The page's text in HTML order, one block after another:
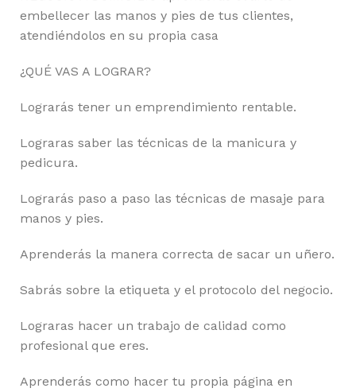
embellecer las manos y pies de tus clientes,
atendiéndolos en su propia casa
¿QUÉ VAS A LOGRAR?
Lograrás tener un emprendimiento rentable.
Lograras saber las técnicas de la manicura y
pedicura.
Lograrás paso a paso las técnicas de masaje para
manos y pies.
Aprenderás la manera correcta de sacar un uñero.
Sabrás sobre la etiqueta y el protocolo del negocio.
Lograras hacer un trabajo de calidad como
profesional que eres.
Aprenderás como hacer tu propia página en